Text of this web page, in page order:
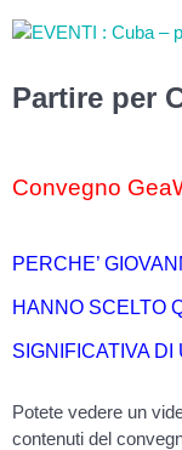
Partire per
Convegno
PERCHE’
HANNO SCELTO
SIGNIFICATIVA
Potete vedere un
contenuti del